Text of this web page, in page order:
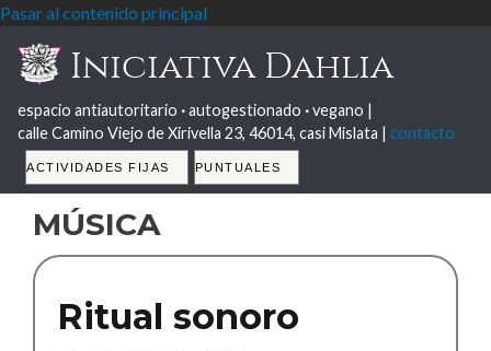
Pasar al contenido principal
Iniciativa Dahlia
espacio antiautoritario ·autogestionado ·vegano |
calle Camino Viejo de Xirivella 23, 46014, casi Mislata | contacto
Tabs
ACTIVIDADES FIJAS PUNTUALES
música
Ritual sonoro